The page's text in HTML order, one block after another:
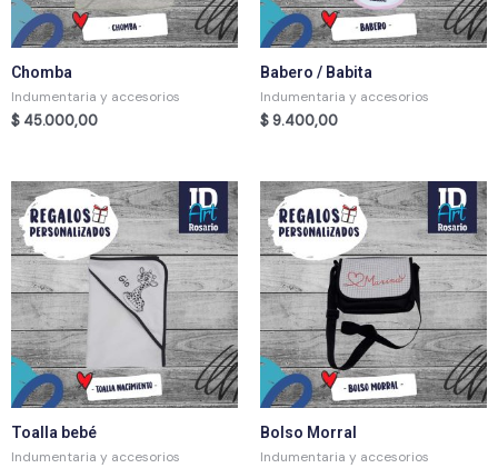
Chomba
Indumentaria y accesorios
$ 45.000,00
Babero / Babita
Indumentaria y accesorios
$9.400,00
Toalla bebé
Indumentaria y accesorios
Bolso Morral
Indumentaria y accesorios